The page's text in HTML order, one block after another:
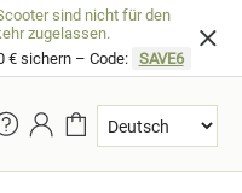
sind nicht für den
zugelassen.
€ sichern – Code: SAVE6